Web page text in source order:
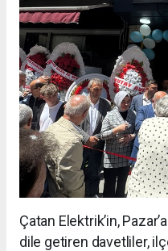
Çatan Elektrik’in,
dile getiren davetliler,